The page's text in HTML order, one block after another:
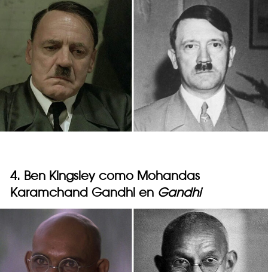
4. Ben Kingsley como Mohandas
Karamchand Gandhi en Gandhi